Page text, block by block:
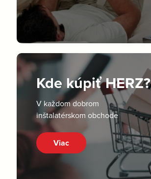
Kde kúpiť HERZ?
V každom dobrom
inštalatérskom obchode
Viac